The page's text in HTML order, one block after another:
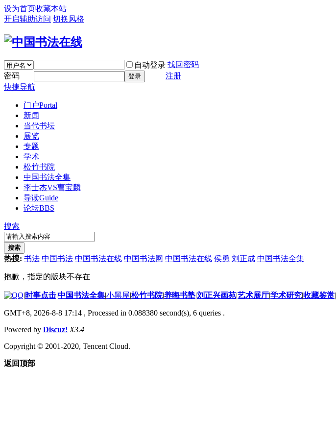
设为首页收藏本站
开启辅助访问 切换风格
自动登录 找回密码
密码
登录
注册
快捷导航
门户Portal
新闻
当代书坛
展览
专题
学术
松竹书院
中国书法全集
李士杰VS曹宝麟
导读Guide
论坛BBS
搜索
搜索
热搜: 书法 中国书法 中国书法在线 中国书法网 中国书法在线 侯勇 刘正成 中国书法全集
抱歉，指定的版块不存在
| 时事点击|中国书法全集|小黑屋|松竹书院|养晦书塾|刘正兴画苑|艺术展厅|学术研究|收藏鉴赏|
GMT+8, 2026-8-8 17:14 , Processed in 0.088380 second(s), 6 queries .
Powered by Discuz! X3.4
Copyright © 2001-2020, Tencent Cloud.
返回顶部